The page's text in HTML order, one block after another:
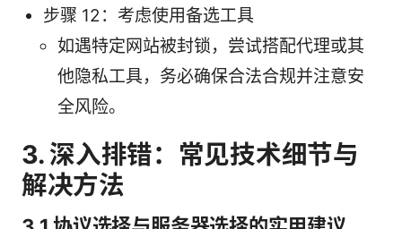
步骤 12：考虑使用备选工具
如遇特定网站被封锁，尝试搭配代理或其
他隐私工具，务必确保合法合规并注意安
全风险。
3. 深入排错：常见技术细节与
解决方法